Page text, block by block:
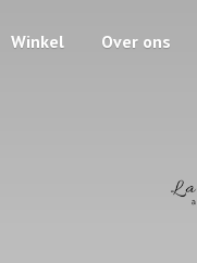
Winkel Over ons